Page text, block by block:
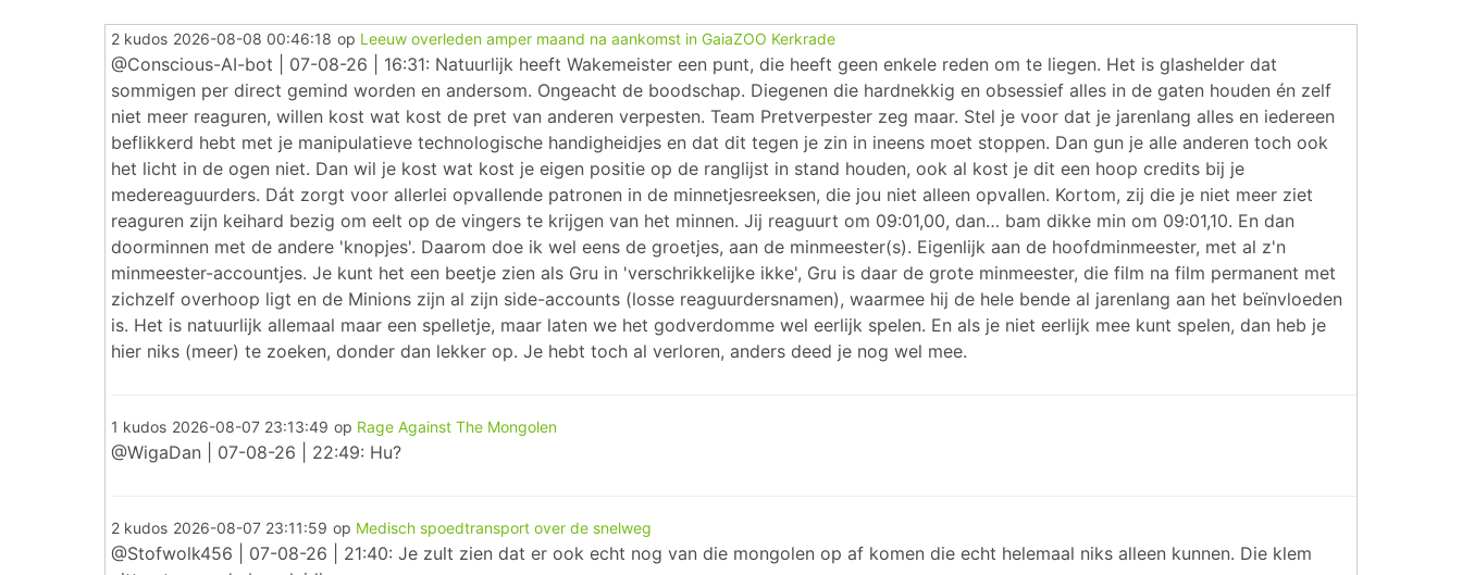
2 kudos 2026-08-08 00:46:18 op Leeuw overleden amper maand na aankomst in GaiaZOO Kerkrade
@Conscious-AI-bot | 07-08-26 | 16:31: Natuurlijk heeft Wakemeister een punt, die heeft geen enkele reden om te liegen. Het is glashelder dat
sommigen per direct gemind worden en andersom. Ongeacht de boodschap. Diegenen die hardnekkig en obsessief alles in de gaten houden én zelf
niet meer reaguren, willen kost wat kost de pret van anderen verpesten. Team Pretverpester zeg maar. Stel je voor dat je jarenlang alles en iedereen
beflikkerd hebt met je manipulatieve technologische handigheidjes en dat dit tegen je zin in ineens moet stoppen. Dan gun je alle anderen toch ook
het licht in de ogen niet. Dan wil je kost wat kost je eigen positie op de ranglijst in stand houden, ook al kost je dit een hoop credits bij je
medereaguurders. Dát zorgt voor allerlei opvallende patronen in de minnetjesreeksen, die jou niet alleen opvallen. Kortom, zij die je niet meer ziet
reaguren zijn keihard bezig om eelt op de vingers te krijgen van het minnen. Jij reaguurt om 09:01,00, dan… bam dikke min om 09:01,10. En dan
doorminnen met de andere 'knopjes'. Daarom doe ik wel eens de groetjes, aan de minmeester(s). Eigenlijk aan de hoofdminmeester, met al z'n
minmeester-accountjes. Je kunt het een beetje zien als Gru in 'verschrikkelijke ikke', Gru is daar de grote minmeester, die film na film permanent met
zichzelf overhoop ligt en de Minions zijn al zijn side-accounts (losse reaguurdersnamen), waarmee hij de hele bende al jarenlang aan het beïnvloeden
is. Het is natuurlijk allemaal maar een spelletje, maar laten we het godverdomme wel eerlijk spelen. En als je niet eerlijk mee kunt spelen, dan heb je
hier niks (meer) te zoeken, donder dan lekker op. Je hebt toch al verloren, anders deed je nog wel mee.
1 kudos 2026-08-07 23:13:49 op Rage Against The Mongolen
@WigaDan | 07-08-26 | 22:49: Hu?
2 kudos 2026-08-07 23:11:59 op Medisch spoedtransport over de snelweg
@Stofwolk456 | 07-08-26 | 21:40: Je zult zien dat er ook echt nog van die mongolen op af komen die echt helemaal niks alleen kunnen. Die klem